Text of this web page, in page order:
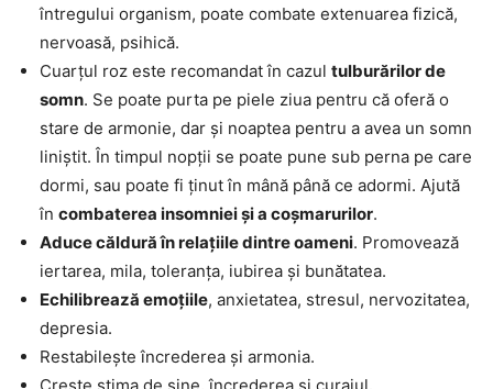
întregului organism, poate combate extenuarea fizică,
nervoasă, psihică.
Cuarțul roz este recomandat în cazul tulburărilor de
somn. Se poate purta pe piele ziua pentru că oferă o
stare de armonie, dar și noaptea pentru a avea un somn
liniștit. În timpul nopții se poate pune sub perna pe care
dormi, sau poate fi ținut în mână până ce adormi. Ajută
în combaterea insomniei și a coșmarurilor.
Aduce căldură în relațiile dintre oameni. Promovează
iertarea, mila, toleranța, iubirea și bunătatea.
Echilibrează emoțiile, anxietatea, stresul, nervozitatea,
depresia.
Restabilește încrederea și armonia.